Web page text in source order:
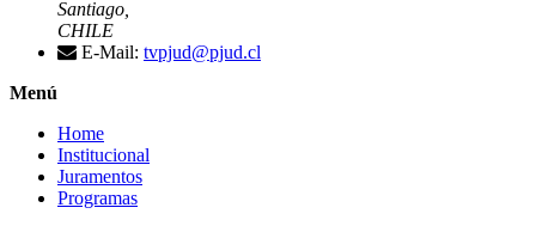
Santiago,
CHILE
E-Mail: tvpjud@pjud.cl
Menú
Home
Institucional
Juramentos
Programas